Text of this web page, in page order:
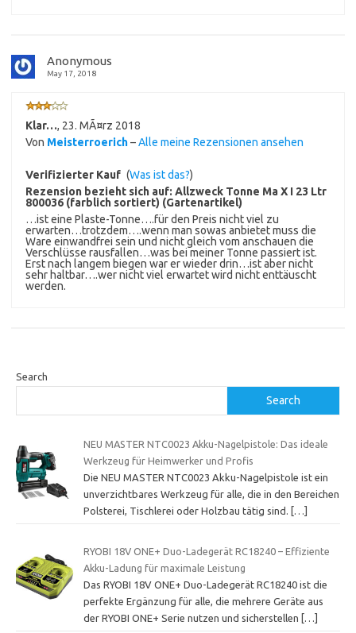
Anonymous
May 17, 2018
Klar…, 23. MÃ¤rz 2018
Von Meisterroerich–Alle meine Rezensionen ansehen
Verifizierter Kauf (Was ist das?)
Rezension bezieht sich auf: Allzweck Tonne Ma X I 23 Ltr
800036 (farblich sortiert) (Gartenartikel)
…ist eine Plaste-Tonne….für den Preis nicht viel zu
erwarten…trotzdem….wenn man sowas anbietet muss die
Ware einwandfrei sein und nicht gleich vom anschauen die
Verschlüsse rausfallen…was bei meiner Tonne passiert ist.
Erst nach langem biegen war er wieder drin…ist aber nicht
sehr haltbar….wer nicht viel erwartet wird nicht enttäuscht
werden.
Search
Search
NEU MASTER NTC0023 Akku-Nagelpistole: Das ideale
Werkzeug für Heimwerker und Profis
Die NEU MASTER NTC0023 Akku-Nagelpistole ist ein
unverzichtbares Werkzeug für alle, die in den Bereichen
Polsterei, Tischlerei oder Holzbau tätig sind.
[…]
RYOBI 18V ONE+ Duo-Ladegerät RC18240 – Effiziente
Akku-Ladung für maximale Leistung
Das RYOBI 18V ONE+ Duo-Ladegerät RC18240 ist die
perfekte Ergänzung für alle, die mehrere Geräte aus
der RYOBI ONE+ Serie nutzen und sicherstellen
[…]